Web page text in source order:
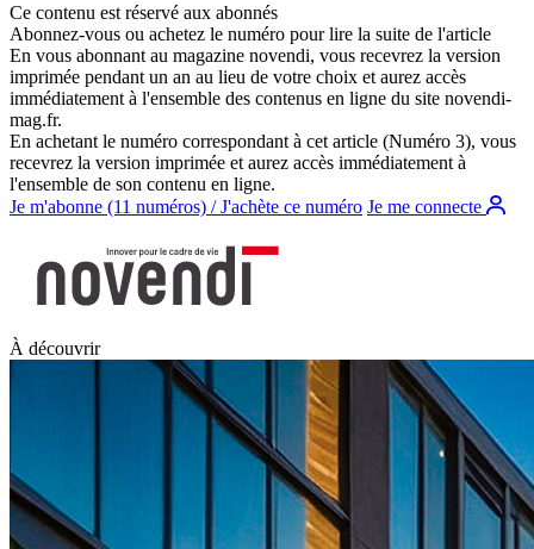
Ce contenu est réservé aux abonnés
Abonnez-vous ou achetez le numéro pour lire la suite de l'article
En vous abonnant au magazine novendi, vous recevrez la version
imprimée pendant un an au lieu de votre choix et aurez accès
immédiatement à l'ensemble des contenus en ligne du site novendi-
mag.fr.
En achetant le numéro correspondant à cet article (Numéro 3), vous
recevrez la version imprimée et aurez accès immédiatement à
l'ensemble de son contenu en ligne.
Je m'abonne (11 numéros) / J'achète ce numéro Je me connecte
À découvrir